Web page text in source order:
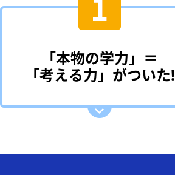
「本物の学力」＝
「考える力」がついた!